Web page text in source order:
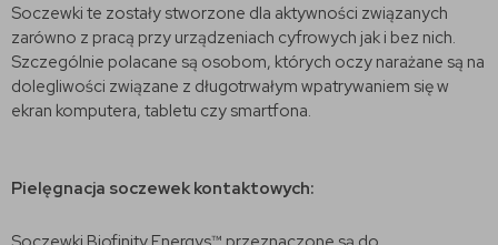
Soczewki te zostały stworzone dla aktywności związanych
zarówno z pracą przy urządzeniach cyfrowych jak i bez nich.
Szczególnie polacane są osobom, których oczy narażane są na
dolegliwości związane z długotrwałym wpatrywaniem się w
ekran komputera, tabletu czy smartfona.
Pielęgnacja soczewek kontaktowych: